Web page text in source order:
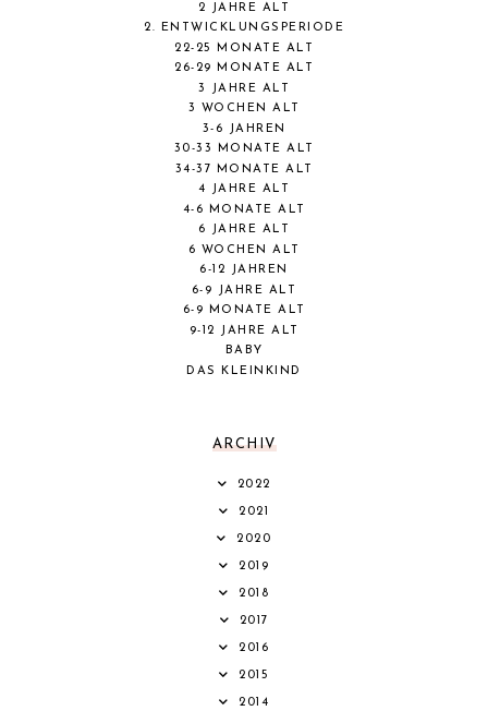
2 JAHRE ALT
2. ENTWICKLUNGSPERIODE
22-25 MONATE ALT
26-29 MONATE ALT
3 JAHRE ALT
3 WOCHEN ALT
3-6 JAHREN
30-33 MONATE ALT
34-37 MONATE ALT
4 JAHRE ALT
4-6 MONATE ALT
6 JAHRE ALT
6 WOCHEN ALT
6-12 JAHREN
6-9 JAHRE ALT
6-9 MONATE ALT
9-12 JAHRE ALT
BABY
DAS KLEINKIND
ARCHIV
2022
2021
2020
2019
2018
2017
2016
2015
2014